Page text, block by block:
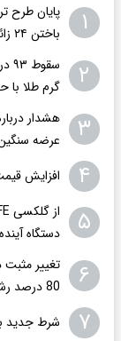
۱
باختن ۲۴ زائر در تصادفات اربعینی
۲
گرم طلا با حداقل
۳
هشدار
عرضه
۴ افزایش
۵
دستگاه
۶
تغییر مثبت
80 درصد رشد کرد
۷ شرط جدید